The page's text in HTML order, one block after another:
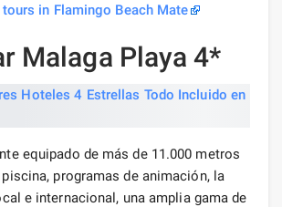
in Flamingo Beach Mate
Malaga Playa 4*
equipado de más de 11.000 metros
programas de animación, la
e internacional, una amplia gama de